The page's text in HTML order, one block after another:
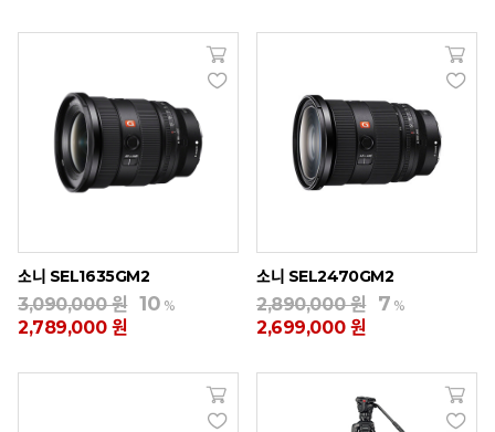
소니 SEL1635GM2
3,090,000 원 10 %
2,789,000 원
소니 SEL2470GM2
2,890,000 원 7 %
2,699,000 원